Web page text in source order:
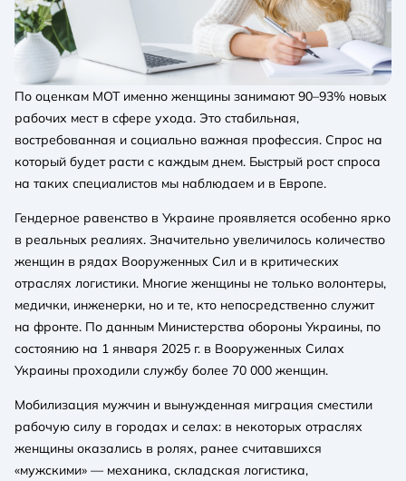
По оценкам МОТ именно женщины занимают 90–93% новых
рабочих мест в сфере ухода. Это стабильная,
востребованная и социально важная профессия. Спрос на
который будет расти с каждым днем. Быстрый рост спроса
на таких специалистов мы наблюдаем и в Европе.
Гендерное равенство в Украине проявляется особенно ярко
в реальных реалиях. Значительно увеличилось количество
женщин в рядах Вооруженных Сил и в критических
отраслях логистики. Многие женщины не только волонтеры,
медички, инженерки, но и те, кто непосредственно служит
на фронте. По данным Министерства обороны Украины, по
состоянию на 1 января 2025 г. в Вооруженных Силах
Украины проходили службу более 70 000 женщин.
Мобилизация мужчин и вынужденная миграция сместили
рабочую силу в городах и селах: в некоторых отраслях
женщины оказались в ролях, ранее считавшихся
«мужскими» — механика, складская логистика,